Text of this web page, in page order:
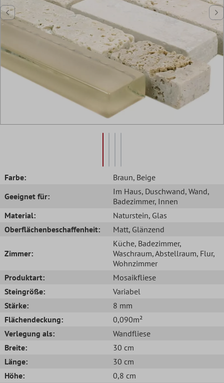
Farbe: Braun, Beige
Geeignet für:
Im Haus, Duschwand, Wand,
Badezimmer, Innen
Material:
Naturstein, Glas
Oberflächenbeschaffenheit:
Matt, Glänzend
Zimmer:
Küche, Badezimmer,
Waschraum, Abstellraum, Flur,
Wohnzimmer
Produktart:
Mosaikfliese
Steingröße:
Variabel
Stärke:
8 mm
Flächendeckung:
0,090m²
Verlegung als:
Wandfliese
Breite:
30 cm
Länge:
30 cm
Höhe:
0,8 cm